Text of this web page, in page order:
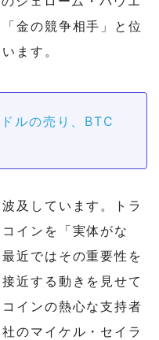
金の競争相手」と位
ます。
ルの売り、BTC
及しています。トラ
インを「実体がな
近ではその重要性を
近する動きを見せて
インの熱心な支持者
のマイケル・セイラ